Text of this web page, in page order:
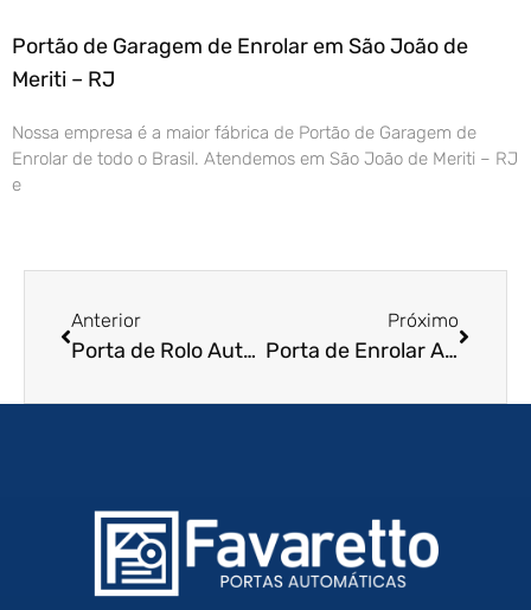
Portão de Garagem de Enrolar em São João de
Meriti – RJ
Nossa empresa é a maior fábrica de Portão de Garagem de
Enrolar de todo o Brasil. Atendemos em São João de Meriti – RJ
e
Anterior
Porta de Rolo Automática em Caraguatatuba – SP
Próximo
Porta de Enrolar Automática em Florianópolis – SC